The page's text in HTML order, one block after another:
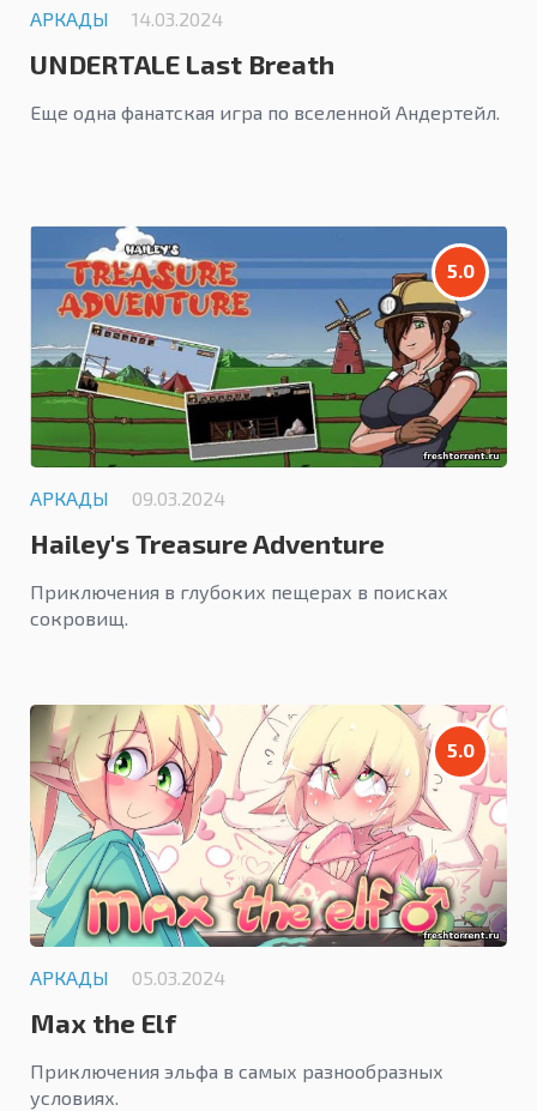
АРКАДЫ 14.03.2024
UNDERTALE Last Breath
Еще одна фанатская игра по вселенной Андертейл.
5.0
АРКАДЫ 09.03.2024
Hailey's Treasure Adventure
Приключения в глубоких пещерах в поисках
сокровищ.
5.0
АРКАДЫ 05.03.2024
Max the Elf
Приключения эльфа в самых разнообразных
условиях.